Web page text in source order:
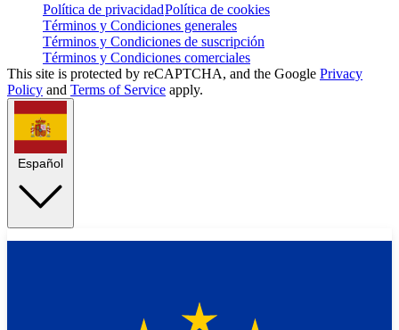
Política de privacidadPolítica de cookies
Términos y Condiciones generales
Términos y Condiciones de suscripción
Términos y Condiciones comerciales
This site is protected by reCAPTCHA, and the Google Privacy
Policy and Terms of Service apply.
Español